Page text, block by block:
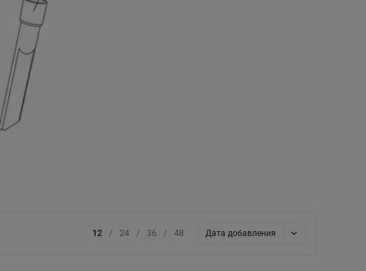
12 / 24 / 36 / 48 Дата добавления